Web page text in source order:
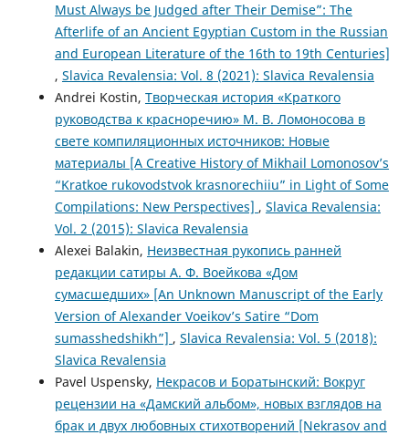
Must Always be Judged after Their Demise”: The
Afterlife of an Ancient Egyptian Custom in the Russian
and European Literature of the 16th to 19th Centuries]
, Slavica Revalensia: Vol. 8 (2021): Slavica Revalensia
Andrei Kostin, Творческая история «Краткого
руководства к красноречию» М. В. Ломоносова в
свете компиляционных источников: Новые
материалы [A Creative History of Mikhail Lomonosov’s
“Kratkoe rukovodstvok krasnorechiiu” in Light of Some
Compilations: New Perspectives] , Slavica Revalensia:
Vol. 2 (2015): Slavica Revalensia
Alexei Balakin, Неизвестная рукопись ранней
редакции сатиры А. Ф. Воейкова «Дом
сумасшедших» [An Unknown Manuscript of the Early
Version of Alexander Voeikov’s Satire “Dom
sumasshedshikh”] , Slavica Revalensia: Vol. 5 (2018):
Slavica Revalensia
Pavel Uspensky, Некрасов и Боратынский: Вокруг
рецензии на «Дамский альбом», новых взглядов на
брак и двух любовных стихотворений [Nekrasov and